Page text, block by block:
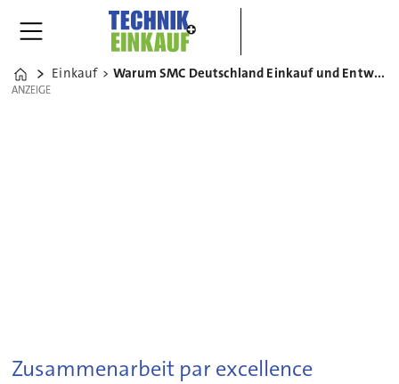
Home
Einkauf Warum SMC Deutschland Einkauf und Entwicklung eng verzahnt
ANZEIGE
ANZEIGE
Zusammenarbeit par excellence